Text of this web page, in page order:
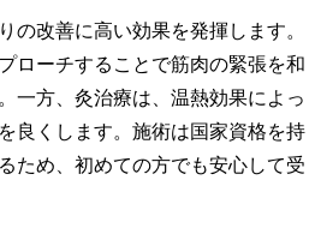
の改善に高い効果を発揮します。
ローチすることで筋肉の緊張を和
一方、灸治療は、温熱効果によっ
良くします。施術は国家資格を持
ため、初めての方でも安心して受